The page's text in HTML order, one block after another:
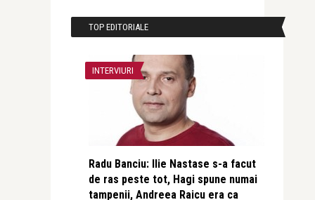
TOP EDITORIALE
INTERVIURI
Radu Banciu: Ilie Nastase s-a facut
de ras peste tot, Hagi spune numai
tampenii, Andreea Raicu era ca